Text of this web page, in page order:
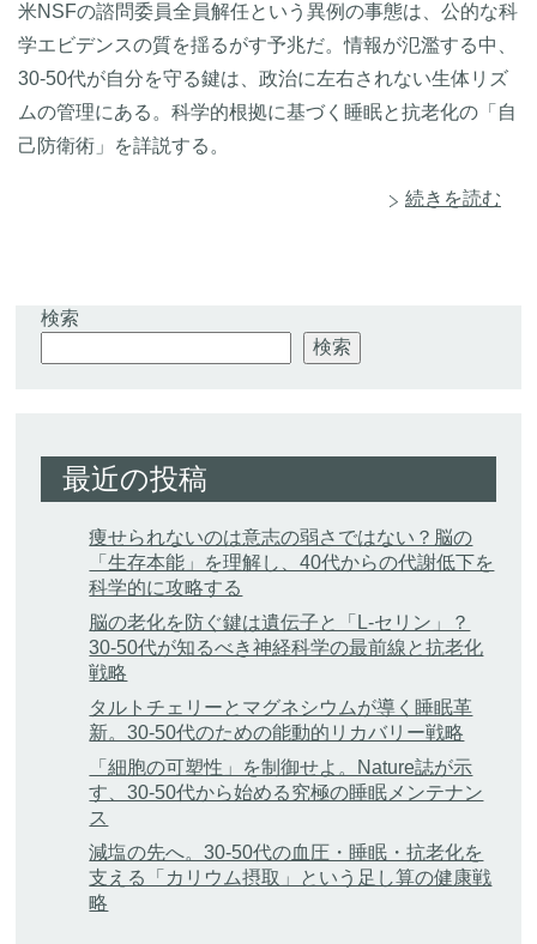
米NSFの諮問委員全員解任という異例の事態は、公的な科
学エビデンスの質を揺るがす予兆だ。情報が氾濫する中、
30-50代が自分を守る鍵は、政治に左右されない生体リズ
ムの管理にある。科学的根拠に基づく睡眠と抗老化の「自
己防衛術」を詳説する。
続きを読む
検索
検索
最近の投稿
痩せられないのは意志の弱さではない？脳の
「生存本能」を理解し、40代からの代謝低下を
科学的に攻略する
脳の老化を防ぐ鍵は遺伝子と「L-セリン」？
30-50代が知るべき神経科学の最前線と抗老化
戦略
タルトチェリーとマグネシウムが導く睡眠革
新。30-50代のための能動的リカバリー戦略
「細胞の可塑性」を制御せよ。Nature誌が示
す、30-50代から始める究極の睡眠メンテナン
ス
減塩の先へ。30-50代の血圧・睡眠・抗老化を
支える「カリウム摂取」という足し算の健康戦
略